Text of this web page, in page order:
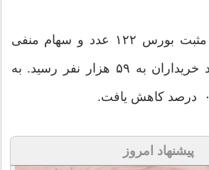
امروز تعداد سهام مثبت بورس ۱۲۲ عدد و سهام منفی
۲۱۶ عدد بود. تعداد خریداران به ۵۹ هزار نفر رسید. به
پیشنهاد امروز